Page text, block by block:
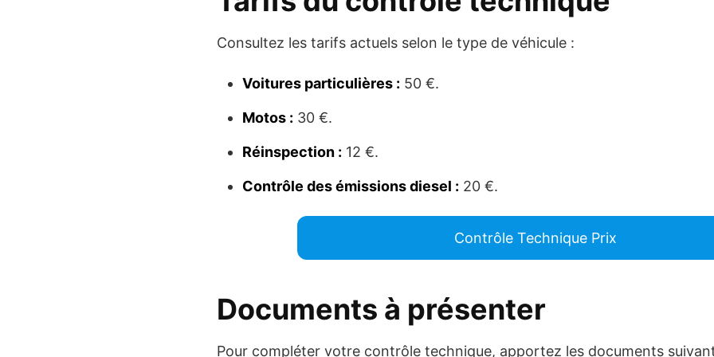
Consultez les tarifs actuels selon le type de véhicule :
Voitures particulières : 50 €.
Motos : 30 €.
Réinspection : 12 €.
Contrôle des émissions diesel : 20 €.
Contrôle Technique Prix
Documents à présenter
Pour compléter votre contrôle technique, apportez les documents